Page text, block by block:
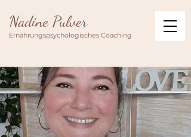
Nadine Pulver
Ernährungspsychologisches Coaching